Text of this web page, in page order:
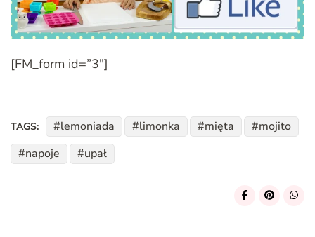
[FM_form id=”3″]
TAGS: lemoniada limonka mięta
mojito
napoje
upał